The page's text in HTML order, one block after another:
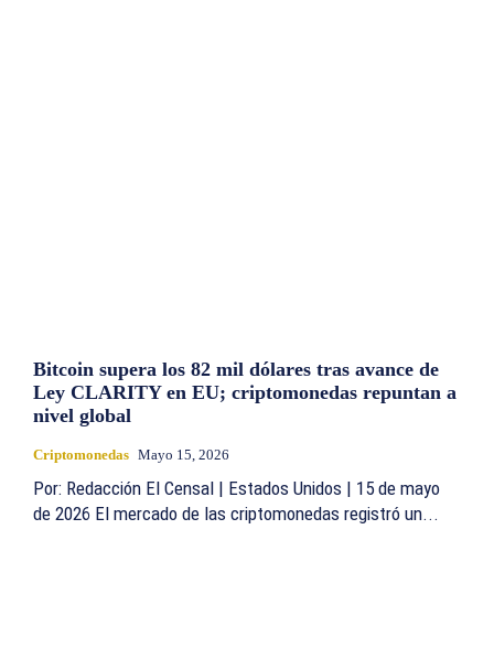
Bitcoin supera los 82 mil dólares tras avance de
Ley CLARITY en EU; criptomonedas repuntan a
nivel global
Criptomonedas Mayo 15, 2026
Por: Redacción El Censal | Estados Unidos | 15 de mayo
de 2026 El mercado de las criptomonedas registró un...